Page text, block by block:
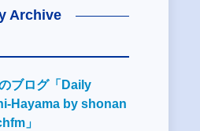
Archive
ブログ「Daily
Hayama by shonan
」